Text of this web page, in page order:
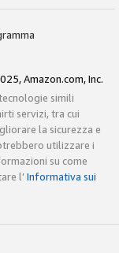
Amazon.com, Inc.
simili
servizi, tra cui
la sicurezza e
utilizzare i
su come
l’Informativa sui